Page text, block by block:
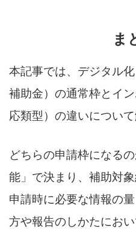
ま
本記事では、デジタル
補助金）の通常枠とイ
応類型）の違いについて
どちらの申請枠になる
能」で決まり、補助対
申請時に必要な情報の
方や報告のしかたにお